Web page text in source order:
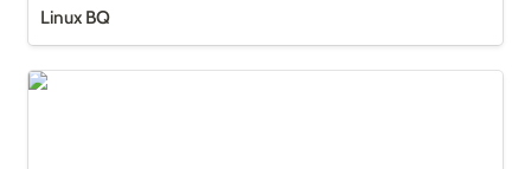
Linux BQ
Mujeres y Producto